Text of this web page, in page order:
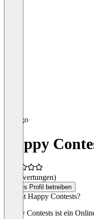
Happy
(0 Bewertungen)
Dieses Profil betreiben
Was ist Happy Contests?
Happy Contests ist ein